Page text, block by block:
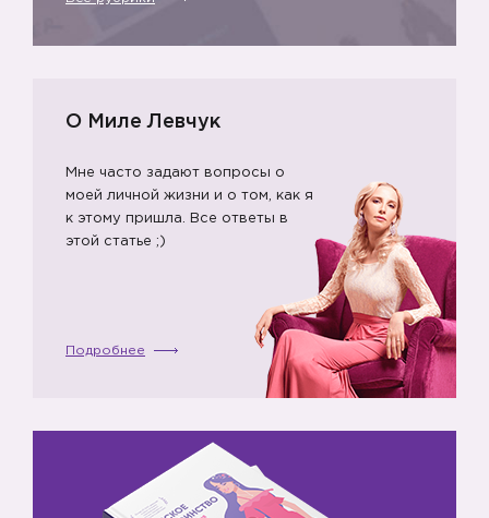
О Миле Левчук
Мне часто задают вопросы о
моей личной жизни и о том, как я
к этому пришла. Все ответы в
этой статье ;)
Подробнее